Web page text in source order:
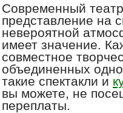
Современный
представление на
невероятной
имеет значение.
совместное
объединенных
такие спектакли и
вы можете, не
переплаты.